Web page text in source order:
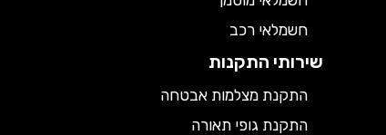
חשמלאי רכב
שירותי התקנות
התקנת מצלמות אבטחה
התקנת גופי תאורה